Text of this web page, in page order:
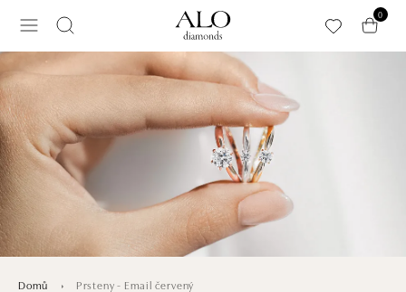
0
Domů Prsteny - Email červený